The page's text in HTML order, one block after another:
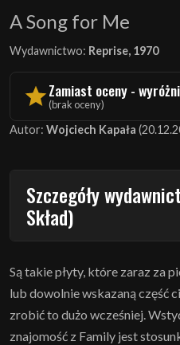
A Song for Me
Wydawnictwo: Reprise, 1970
Zamiast oceny -
(brak oceny)
Autor: Wojciech Kapała
Szczegóły
Skład)
Są takie płyty, które zaraz za
lub dowolnie wskazaną część
zrobić to dużo wcześniej.
znajomość z Family jest